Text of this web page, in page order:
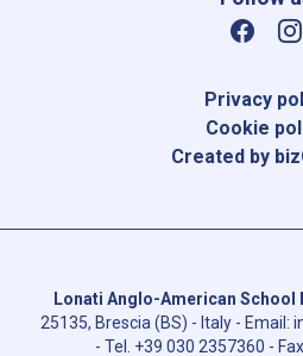
Privacy
Cookie
Created by
Lonati Anglo-American School
25135, Brescia (BS) - Italy - Email:
- Tel. +39 030 2357360 - Fax